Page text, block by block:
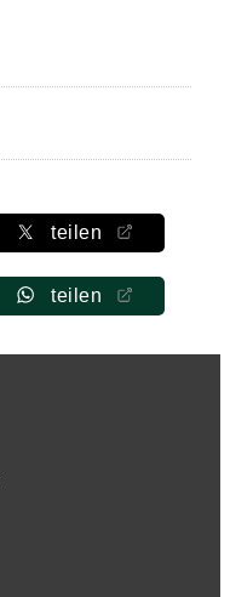
teilen
teilen